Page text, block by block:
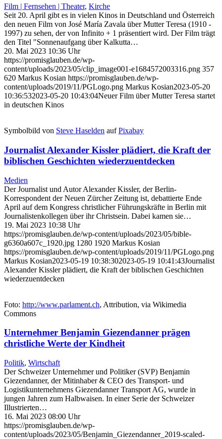
Film | Fernsehen | Theater, Kirche
Seit 20. April gibt es in vielen Kinos in Deutschland und Österreich
den neuen Film von José María Zavala über Mutter Teresa (1910 -
1997) zu sehen, der von Infinito + 1 präsentiert wird. Der Film trägt
den Titel "Sonnenaufgang über Kalkutta…
20. Mai 2023 10:36 Uhr
https://promisglauben.de/wp-
content/uploads/2023/05/clip_image001-e1684572003316.png 357
620 Markus Kosian https://promisglauben.de/wp-
content/uploads/2019/11/PGLogo.png Markus Kosian2023-05-20
10:36:532023-05-20 10:43:04Neuer Film über Mutter Teresa startet
in deutschen Kinos
Symbolbild von Steve Haselden aufPixabay
Journalist Alexander Kissler plädiert, die Kraft der
biblischen Geschichten wiederzuentdecken
Medien
Der Journalist und Autor Alexander Kissler, der Berlin-
Korrespondent der Neuen Zürcher Zeitung ist, debattierte Ende
April auf dem Kongress christlicher Führungskräfte in Berlin mit
Journalistenkollegen über ihr Christsein. Dabei kamen sie…
19. Mai 2023 10:38 Uhr
https://promisglauben.de/wp-content/uploads/2023/05/bible-
g6360a607c_1920.jpg 1280 1920 Markus Kosian
https://promisglauben.de/wp-content/uploads/2019/11/PGLogo.png
Markus Kosian2023-05-19 10:38:302023-05-19 10:41:43Journalist
Alexander Kissler plädiert, die Kraft der biblischen Geschichten
wiederzuentdecken
Foto: http://www.parlament.ch, Attribution, via Wikimedia
Commons
Unternehmer Benjamin Giezendanner prägen
christliche Werte der Kindheit
Politik, Wirtschaft
Der Schweizer Unternehmer und Politiker (SVP) Benjamin
Giezendanner, der Mitinhaber & CEO des Transport- und
Logistikunternehmens Giezendanner Transport AG, wurde in
jungen Jahren zum Halbwaisen. In einer Serie der Schweizer
Illustrierten…
16. Mai 2023 08:00 Uhr
https://promisglauben.de/wp-
content/uploads/2023/05/Benjamin_Giezendanner_2019-scaled-